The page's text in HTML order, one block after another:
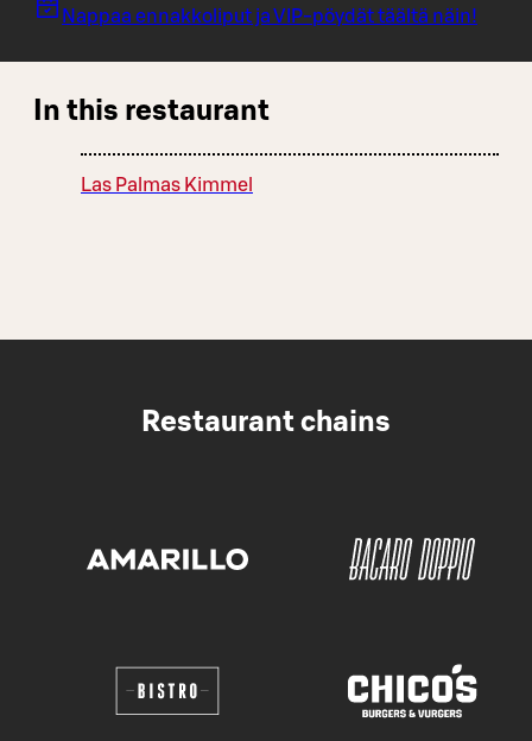
Nappaa ennakkoliput ja VIP-pöydät täältä näin!
In this restaurant
Las Palmas Kimmel
Restaurant chains